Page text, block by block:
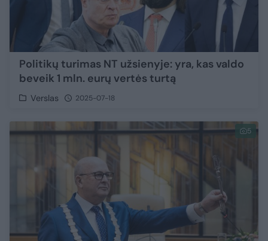
Politikų turimas NT užsienyje: yra, kas valdo
beveik 1 mln. eurų vertės turtą
Verslas 2025-07-18
5